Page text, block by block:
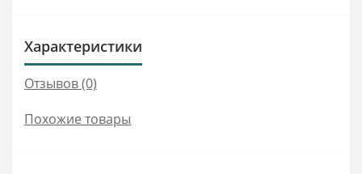
Характеристики
Отзывов (0)
Похожие товары